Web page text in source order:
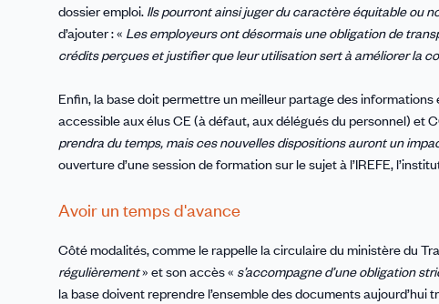
dossier emploi. Ils pourront ainsi juger du caractère équitable ou
d’ajouter : « Les employeurs ont désormais une obligation de
crédits perçues et justifier que leur utilisation sert à améliorer la
Enfin, la base doit permettre un meilleur partage des
accessible aux élus CE (à défaut, aux délégués du personnel) et
prendra du temps, mais ces nouvelles dispositions auront un
ouverture d’une session de formation sur le sujet à l’IREFE,
Avoir un temps d'avance
Côté modalités, comme le rappelle la circulaire du ministère du
régulièrement» et son accès « s’accompagne d’une obligation
la base doivent reprendre l’ensemble des documents